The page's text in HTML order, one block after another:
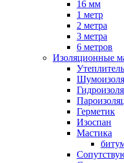
16 мм
1 метр
2 метра
3 метра
6 метров
Изоляционные
Герметик
Изоспан
Мастика